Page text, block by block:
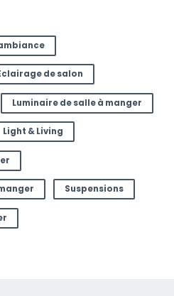
de salon
Luminaire de salle à manger
Light & Living
Suspensions